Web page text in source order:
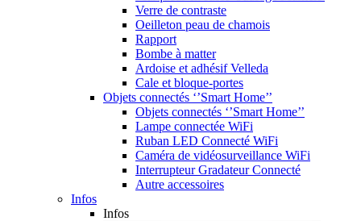
Verre de contraste
Oeilleton peau de chamois
Rapport
Bombe à matter
Ardoise et adhésif Velleda
Cale et bloque-portes
Objets connectés ‘’Smart Home’’
Objets connectés ‘’Smart Home’’
Lampe connectée WiFi
Ruban LED Connecté WiFi
Caméra de vidéosurveillance WiFi
Interrupteur Gradateur Connecté
Autre accessoires
Infos
Infos